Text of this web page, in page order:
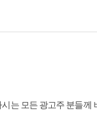
는 모든 광고주 분들께